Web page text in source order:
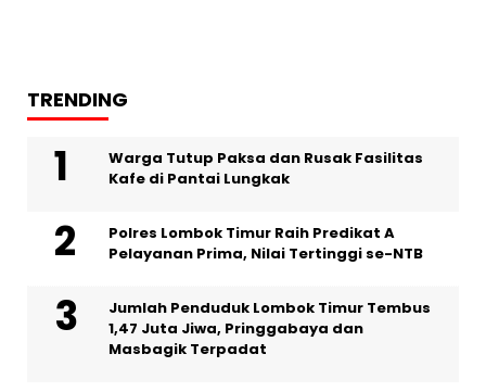
TRENDING
Warga Tutup Paksa dan Rusak Fasilitas
Kafe di Pantai Lungkak
Polres Lombok Timur Raih Predikat A
Pelayanan Prima, Nilai Tertinggi se-NTB
Jumlah Penduduk Lombok Timur Tembus
1,47 Juta Jiwa, Pringgabaya dan
Masbagik Terpadat